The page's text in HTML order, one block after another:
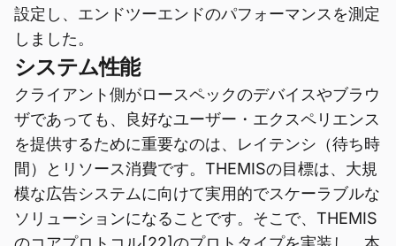
設定し、エンドツーエンドのパフォーマンスを測定
しました。
システム性能
クライアント側がロースペックのデバイスやブラウ
ザであっても、良好なユーザー・エクスペリエンス
を提供するために重要なのは、レイテンシ（待ち時
間）とリソース消費です。THEMISの目標は、大規
模な広告システムに向けて実用的でスケーラブルな
ソリューションになることです。そこで、THEMIS